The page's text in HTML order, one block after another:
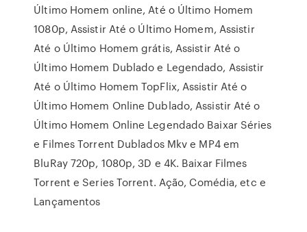
Último Homem online, Até o Último Homem
1080p, Assistir Até o Último Homem, Assistir
Até o Último Homem grátis, Assistir Até o
Último Homem Dublado e Legendado, Assistir
Até o Último Homem TopFlix, Assistir Até o
Último Homem Online Dublado, Assistir Até o
Último Homem Online Legendado Baixar Séries
e Filmes Torrent Dublados Mkv e MP4 em
BluRay 720p, 1080p, 3D e 4K. Baixar Filmes
Torrent e Series Torrent. Ação, Comédia, etc e
Lançamentos